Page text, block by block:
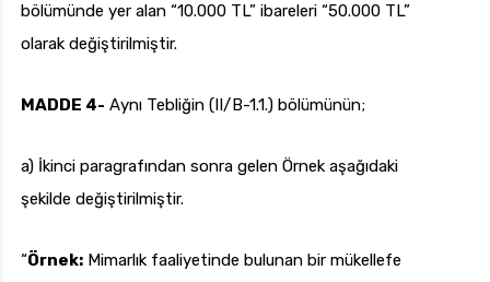
bölümünde yer alan “10.000 TL” ibareleri “50.000 TL”
olarak değiştirilmiştir.
MADDE 4- Aynı Tebliğin (II/B-1.1.) bölümünün;
a) İkinci paragrafından sonra gelen Örnek aşağıdaki
şekilde değiştirilmiştir.
“Örnek: Mimarlık faaliyetinde bulunan bir mükellefe